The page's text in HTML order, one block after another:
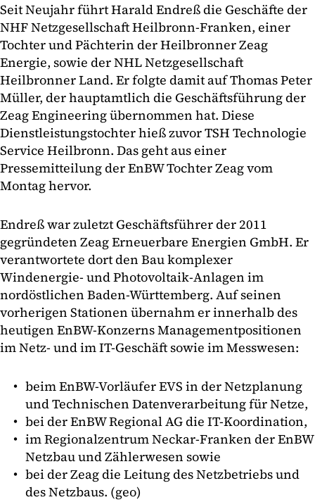
Seit Neujahr führt Harald Endreß die Geschäfte der
NHF Netzgesellschaft Heilbronn-Franken, einer
Tochter und Pächterin der Heilbronner Zeag
Energie, sowie der NHL Netzgesellschaft
Heilbronner Land. Er folgte damit auf Thomas Peter
Müller, der hauptamtlich die Geschäftsführung der
Zeag Engineering übernommen hat. Diese
Dienstleistungstochter hieß zuvor TSH Technologie
Service Heilbronn. Das geht aus einer
Pressemitteilung der EnBW Tochter Zeag vom
Montag hervor.
Endreß war zuletzt Geschäftsführer der 2011
gegründeten Zeag Erneuerbare Energien GmbH. Er
verantwortete dort den Bau komplexer
Windenergie- und Photovoltaik-Anlagen im
nordöstlichen Baden-Württemberg. Auf seinen
vorherigen Stationen übernahm er innerhalb des
heutigen EnBW-Konzerns Managementpositionen
im Netz- und im IT-Geschäft sowie im Messwesen:
beim EnBW-Vorläufer EVS in der Netzplanung
und Technischen Datenverarbeitung für Netze,
bei der EnBW Regional AG die IT-Koordination,
im Regionalzentrum Neckar-Franken der EnBW
Netzbau und Zählerwesen sowie
bei der Zeag die Leitung des Netzbetriebs und
des Netzbaus. (geo)